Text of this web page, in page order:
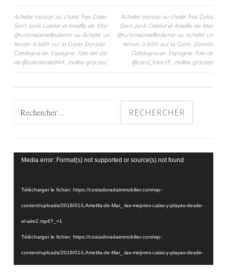
Navigation
de
l’article
Acheter maison ou chalet Tres Cales
Sant Jordi Calafat et Ametlla de Mar
@turismeametllademar ou Acheter un
terrain à bâtir sur la Costa Dorada
Catalogne en Espagne. Foto del dia
de @salvatorebtt44 , moltes gràcies!.
Acheter maison ou chalet Tres Cales
Sant Jordi Calafat et Ametlla de Mar
@turismeametllademar ou Acheter un
terrain à bâtir sur la Costa Dorada
Catalogne en Espagne. Foto de
@carol_fotos15 , moltes gràcies!
Rechercher :
Lecteur
Media error: Format(s) not supported or source(s) not found
Télécharger le fichier: https://costadoradaimmobilier.com/wp-
content/uploads/2018/01/LAmetlla-de-Mar_-las-mejores-calas-y-playas-desde-
el-aire2.mp4?_=1
Télécharger le fichier: https://costadoradaimmobilier.com/wp-
content/uploads/2018/01/LAmetlla-de-Mar_-las-mejores-calas-y-playas-desde-